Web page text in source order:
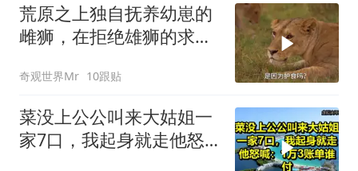
荒原之上独自抚养幼崽的
雌狮，在拒绝雄狮的求偶
奇观世界Mr 10跟贴
菜没上公公叫来大姑姐一
家7口，我起身就走他怒